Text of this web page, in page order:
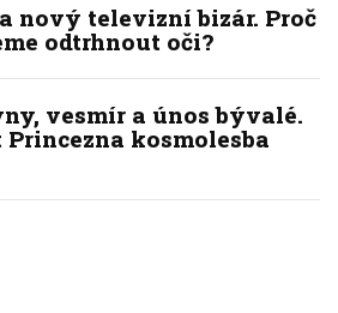
nový televizní bizár. Proč
odtrhnout oči?
vesmír a únos bývalé.
kosmolesba